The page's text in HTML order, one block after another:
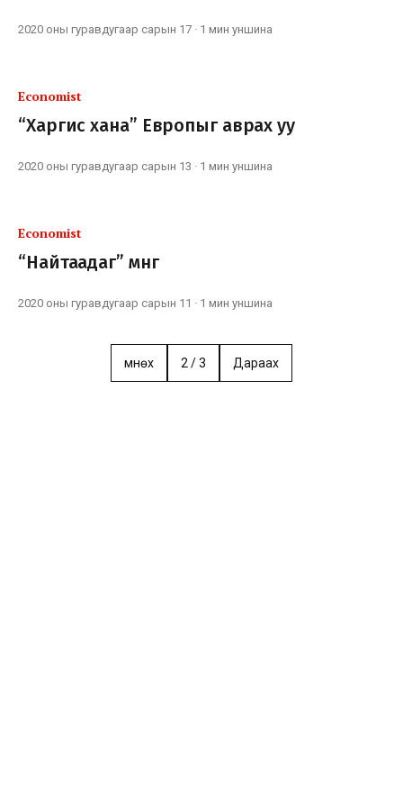
2020 оны гуравдугаар сарын 17 · 1 мин уншина
Economist
“Харгис хана” Европыг аврах уу
2020 оны гуравдугаар сарын 13 · 1 мин уншина
Economist
“Найтаадаг” мөнгө
2020 оны гуравдугаар сарын 11 · 1 мин уншина
Өмнөх 2 /3 Дараах